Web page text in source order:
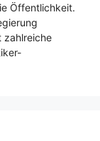
Öffentlichkeit.
zahlreiche